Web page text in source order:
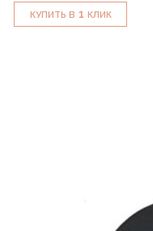
КУПИТЬ В 1 КЛИК